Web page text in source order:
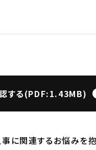
する(PDF:1.43MB)
に関連するお悩みを